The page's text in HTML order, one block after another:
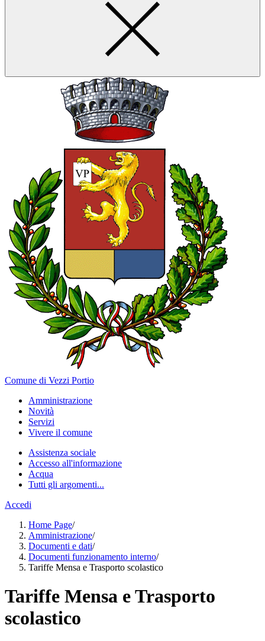
Comune di Vezzi Portio
Amministrazione
Novità
Servizi
Vivere il comune
Assistenza sociale
Accesso all'informazione
Acqua
Tutti gli argomenti...
Accedi
Home Page/
Amministrazione/
Documenti e dati/
Documenti funzionamento interno/
Tariffe Mensa e Trasporto scolastico
Tariffe Mensa e Trasporto
scolastico